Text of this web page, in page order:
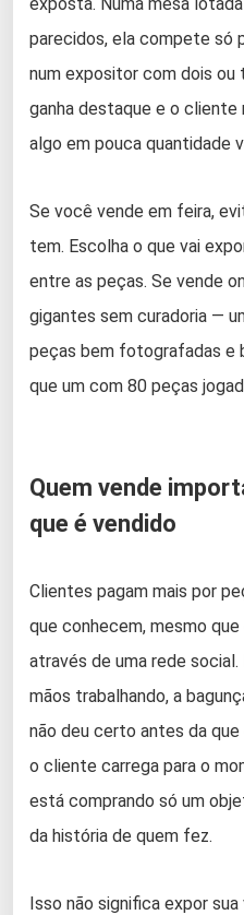
parecidos, ela compete só
num expositor com dois ou
ganha destaque e o cliente
algo em pouca quantidade
Se você vende em feira,
tem. Escolha o que vai
entre as peças. Se vende
gigantes sem curadoria —
peças bem fotografadas e
que um com 80 peças
Quem vende
que é vendido
Clientes pagam mais por
que conhecem, mesmo
através de uma rede
mãos trabalhando, a
não deu certo antes da
o cliente carrega para o
está comprando só um
da história de quem fez.
Isso não significa expor